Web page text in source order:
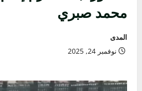
محمد صبري
المدى
نوفمبر 24, 2025